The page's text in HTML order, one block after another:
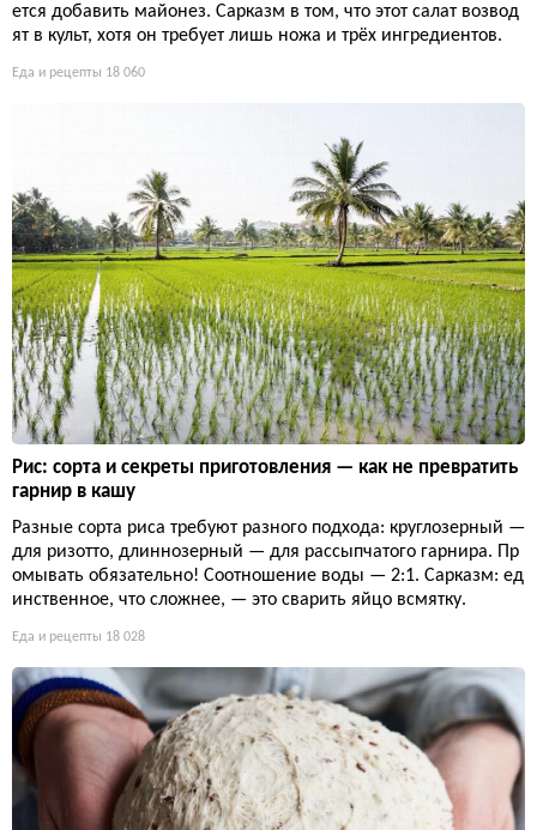
ется добавить майонез. Сарказм в том, что этот салат возвод
ят в культ, хотя он требует лишь ножа и трёх ингредиентов.
Еда и рецепты 18 060
Рис: сорта и секреты приготовления — как не превратить
гарнир в кашу
Разные сорта риса требуют разного подхода: круглозерный —
для ризотто, длиннозерный — для рассыпчатого гарнира. Пр
омывать обязательно! Соотношение воды — 2:1. Сарказм: ед
инственное, что сложнее, — это сварить яйцо всмятку.
Еда и рецепты 18 028